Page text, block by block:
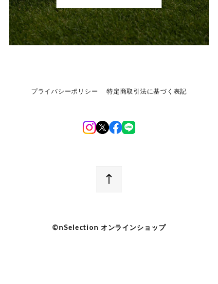
プライバシーポリシー 特定商取引法に基づく表記
©︎nSelection オンラインショップ